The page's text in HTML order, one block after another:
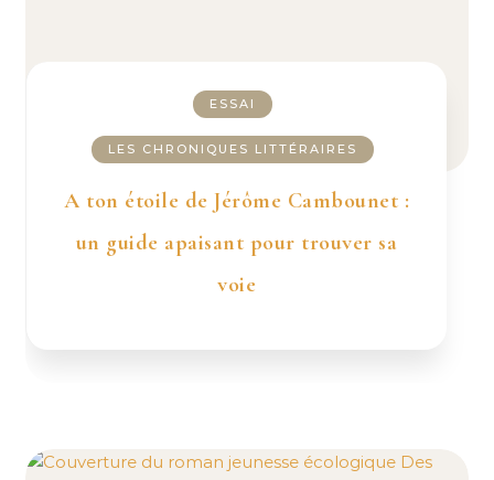
ESSAI
LES CHRONIQUES LITTÉRAIRES
A ton étoile de Jérôme Cambounet :
un guide apaisant pour trouver sa
voie